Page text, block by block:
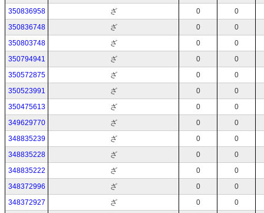
350836958
ざ 0
0
350836748
ざ 0
0
350803748
ざ 0
0
350794941
ざ 0
0
350572875
ざ 0
0
350523991
ざ 0
0
350475613
ざ 0
0
349629770
ざ 0
0
348835239
ざ 0
0
348835228
ざ 0
0
348835222
ざ 0
0
348372996
ざ 0
0
348372927
ざ 0
0